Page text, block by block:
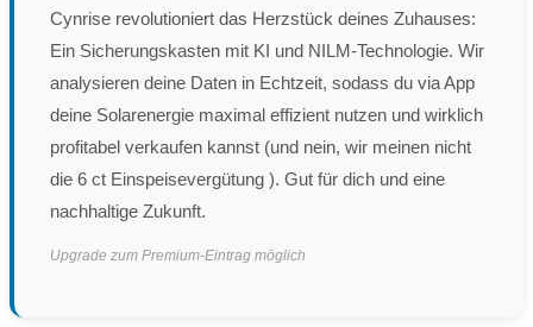
Cynrise revolutioniert das Herzstück deines Zuhauses:
Ein Sicherungskasten mit KI und NILM-Technologie. Wir
analysieren deine Daten in Echtzeit, sodass du via App
deine Solarenergie maximal effizient nutzen und wirklich
profitabel verkaufen kannst (und nein, wir meinen nicht
die 6 ct Einspeisevergütung ). Gut für dich und eine
nachhaltige Zukunft.
Upgrade zum Premium-Eintrag möglich